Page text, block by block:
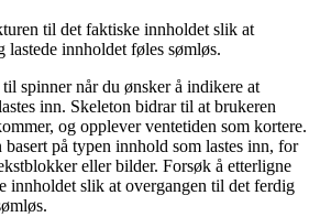
til det faktiske innholdet slik at
lastede innholdet føles sømløs.
spinner når du ønsker å indikere at
inn. Skeleton bidrar til at brukeren
og opplever ventetiden som kortere.
på typen innhold som lastes inn, for
eller bilder. Forsøk å etterligne
innholdet slik at overgangen til det ferdig